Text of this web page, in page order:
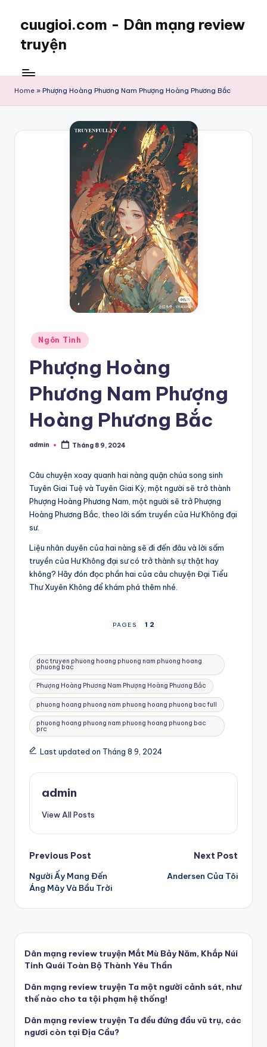
cuugioi.com - Dân mạng review
truyện
Home » Phượng Hoàng Phương Nam Phượng Hoàng Phương Bắc
Posted
in
Ngôn Tình
Phượng Hoàng
Phương Nam Phượng
Hoàng Phương Bắc
Posted
admin Tháng 8 9, 2024
Câu chuyện xoay quanh hai nàng quận chúa song sinh
Tuyên Giai Tuệ và Tuyên Giai Kỳ, một người sẽ trở thành
Phượng Hoàng Phương Nam, một người sẽ trở Phượng
Hoàng Phương Bắc, theo lời sấm truyền của Hư Không đại
sư.
Liệu nhân duyên của hai nàng sẽ đi đến đâu và lời sấm
truyền của Hư Không đại sư có trở thành sự thật hay
không? Hãy đón đọc phần hai của câu chuyện Đại Tiểu
Thư Xuyên Không để khám phá thêm nhé.
PAGES 1 2
Tags:
doc truyen phuong hoang phuong nam phuong hoang
phuong bac
Phượng Hoàng Phương Nam Phượng Hoàng Phương Bắc
phuong hoang phuong nam phuong hoang phuong bac full
phuong hoang phuong nam phuong hoang phuong bac
prc
Last updated on Tháng 8 9, 2024
admin
View All Posts
Post
navigation
Previous Post
Người Ấy Mang Đến
Áng Mây Và Bầu Trời
Next Post
Andersen Của Tôi
Dân mạng review truyện Mắt Mù Bảy Năm, Khắp Núi
Tinh Quái Toàn Bộ Thành Yêu Thần
Dân mạng review truyện Ta một người cảnh sát, như
thế nào cho ta tội phạm hệ thống!
Dân mạng review truyện Ta đều đứng đầu vũ trụ, các
ngươi còn tại Địa Cầu?